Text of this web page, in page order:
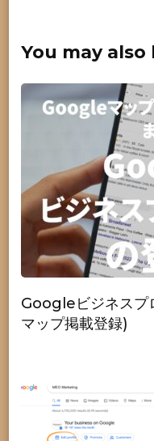
You may also
Googleビジネスプ
マップ掲載登録)